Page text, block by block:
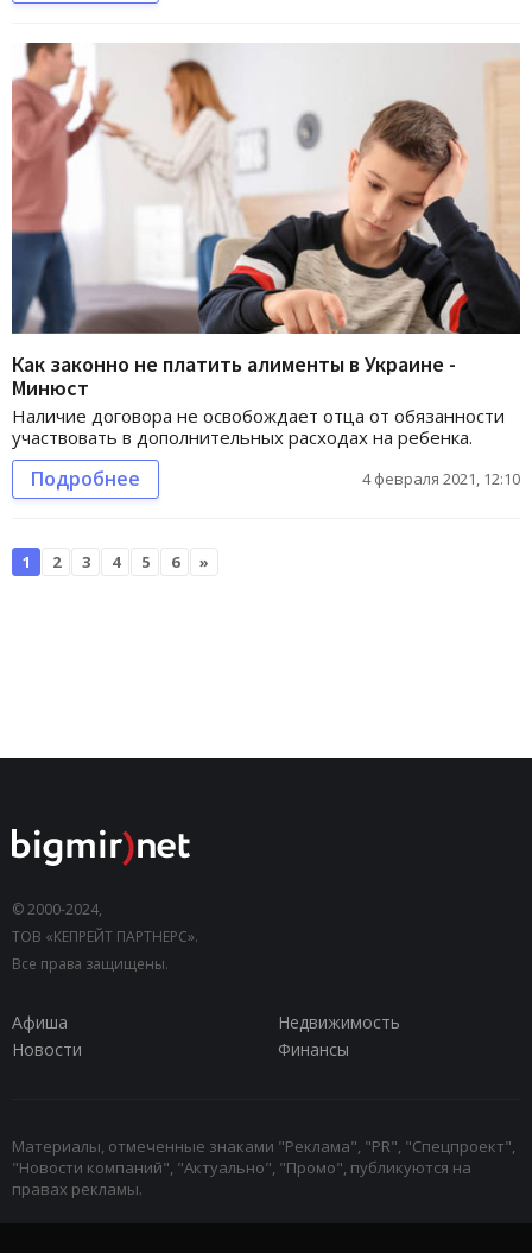
Как законно не платить алименты в Украине -
Минюст
Наличие договора не освобождает отца от обязанности
участвовать в дополнительных расходах на ребенка.
Подробнее 4 февраля 2021, 12:10
1 2 3 4 5 6 »
© 2000-2024,
ТОВ «КЕПРЕЙТ ПАРТНЕРС».
Все права защищены.
Афиша
Недвижимость
Новости
Финансы
Материалы, отмеченные знаками "Реклама", "PR", "Спецпроект",
"Новости компаний", "Актуально", "Промо", публикуются на
правах рекламы.